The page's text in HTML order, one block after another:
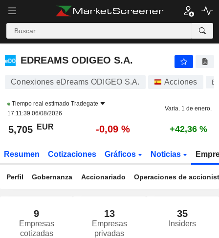
EDREAMS ODIGEO S.A.
EDREAMS ODIGEO S.A.
Conexiones eDreams ODIGEO S.A. Acciones
Tiempo real estimado Tradegate
17:11:39 06/08/2026
Varia. 1 de enero.
5,705 EUR -0,09 % +42,36 %
Resumen Cotizaciones Gráficos Noticias
Perfil Gobernanza Accionariado Operaciones de
9
Empresas
cotizadas
13
Empresas
privadas
35
Insiders